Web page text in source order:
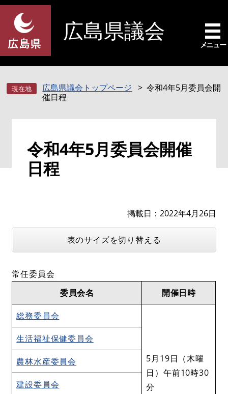
ペ
先
頭
す
メ
を
飛
し
広島県議会
メニュー
広島県議会トップページ
令和4年5月委員会開
催日程
令和4年5月委員会開催
日程
掲載日 2022年4月26日
表のサイズを切り替える
常任委員会
委員会名
開催日時
総務委員会
5月19日（木曜
日）午前10時30
分
生活福祉保健委員会
農林水産委員会
建設委員会